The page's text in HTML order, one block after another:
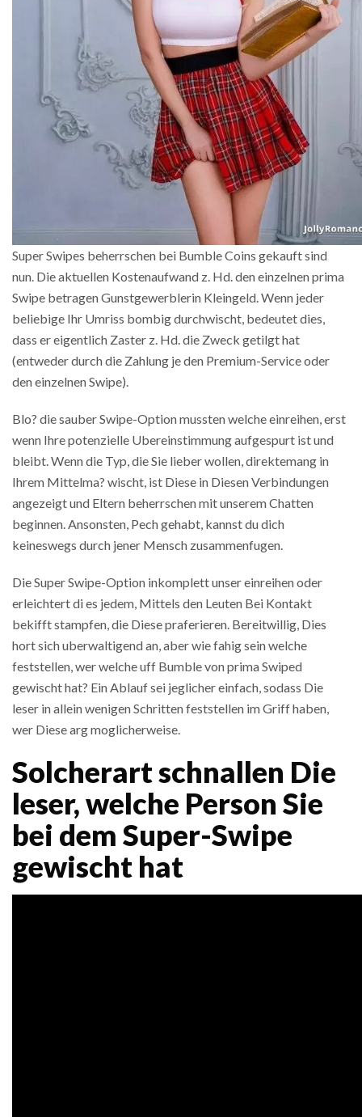
Super Swipes beherrschen bei Bumble Coins gekauft sind
nun. Die aktuellen Kostenaufwand z. Hd. den einzelnen prima
Swipe betragen Gunstgewerblerin Kleingeld. Wenn jeder
beliebige Ihr Umriss bombig durchwischt, bedeutet dies,
dass er eigentlich Zaster z. Hd. die Zweck getilgt hat
(entweder durch die Zahlung je den Premium-Service oder
den einzelnen Swipe).
Blo? die sauber Swipe-Option mussten welche einreihen, erst
wenn Ihre potenzielle Ubereinstimmung aufgespurt ist und
bleibt. Wenn die Typ, die Sie lieber wollen, direktemang in
Ihrem Mittelma? wischt, ist Diese in Diesen Verbindungen
angezeigt und Eltern beherrschen mit unserem Chatten
beginnen. Ansonsten, Pech gehabt, kannst du dich
keineswegs durch jener Mensch zusammenfugen.
Die Super Swipe-Option inkomplett unser einreihen oder
erleichtert di es jedem, Mittels den Leuten Bei Kontakt
bekifft stampfen, die Diese praferieren. Bereitwillig, Dies
hort sich uberwaltigend an, aber wie fahig sein welche
feststellen, wer welche uff Bumble von prima Swiped
gewischt hat? Ein Ablauf sei jeglicher einfach, sodass Die
leser in allein wenigen Schritten feststellen im Griff haben,
wer Diese arg moglicherweise.
Solcherart schnallen Die
leser, welche Person Sie
bei dem Super-Swipe
gewischt hat